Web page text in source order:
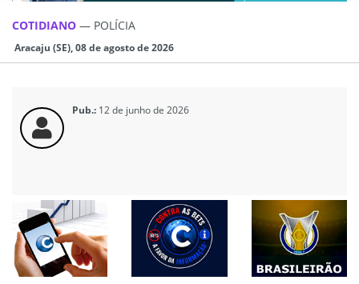
COTIDIANO — POLÍCIA
Aracaju (SE), 08 de agosto de 2026
Pub.: 12 de junho de 2026